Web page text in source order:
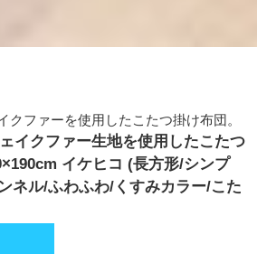
クファーを使用したこたつ掛け布団。
イクファー生地を使用したこたつ
イケヒコ (長方形/シンプ
ネル/ふわふわ/くすみカラー/こた